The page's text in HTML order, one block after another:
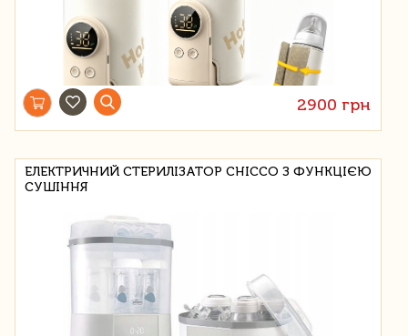
2900 грн
ЕЛЕКТРИЧНИЙ СТЕРИЛІЗАТОР CHICCO З ФУНКЦІЄЮ
СУШІННЯ